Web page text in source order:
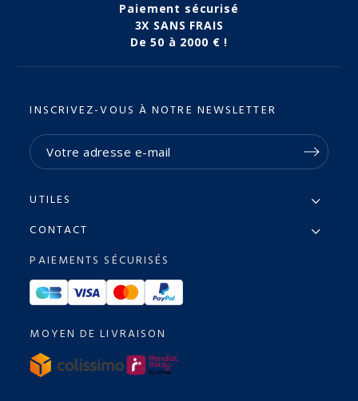
Paiement sécurisé
3X SANS FRAIS
De 50 à 2000 € !
INSCRIVEZ-VOUS À NOTRE NEWSLETTER
UTILES
CONTACT
PAIEMENTS SÉCURISÉS
MOYEN DE LIVRAISON